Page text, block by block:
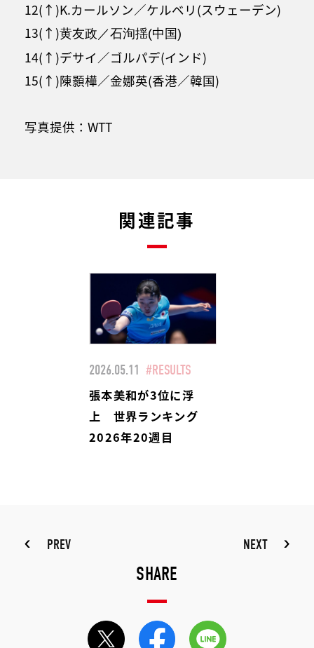
12(↑)K.カールソン／ケルベリ(スウェーデン)
13(↑)黄友政／石洵揺(中国)
14(↑)デサイ／ゴルパデ(インド)
15(↑)陳顥樺／金娜英(香港／韓国)
写真提供：WTT
関連記事
2026.05.11 #RESULTS
張本美和が3位に浮
上 世界ランキング
2026年20週目
PREV NEXT
SHARE